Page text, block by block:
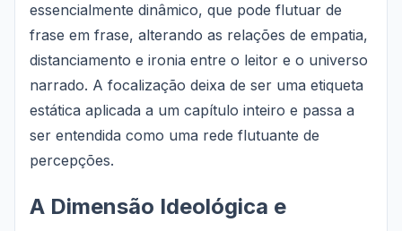
essencialmente dinâmico, que pode flutuar de
frase em frase, alterando as relações de empatia,
distanciamento e ironia entre o leitor e o universo
narrado. A focalização deixa de ser uma etiqueta
estática aplicada a um capítulo inteiro e passa a
ser entendida como uma rede flutuante de
percepções.
A Dimensão Ideológica e